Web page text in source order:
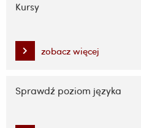
Kursy
zobacz więcej
Sprawdź poziom języka